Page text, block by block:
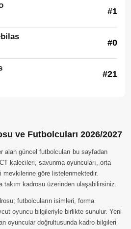
#1
#0
#21
ve Futbolcuları 2026/2027
alan güncel futbolcuları bu sayfadan
kalecileri, savunma oyuncuları, orta
mevkilerine göre listelenmektedir.
takım kadrosu üzerinden ulaşabilirsiniz.
futbolcuların isimleri, forma
oyuncu bilgileriyle birlikte sunulur. Yeni
oyuncular doğrultusunda kadro bilgileri